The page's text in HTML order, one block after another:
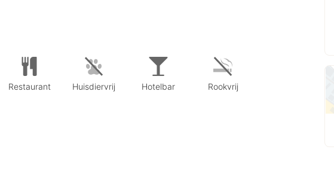
Restaurant Huisdiervrij Hotelbar Rookvrij